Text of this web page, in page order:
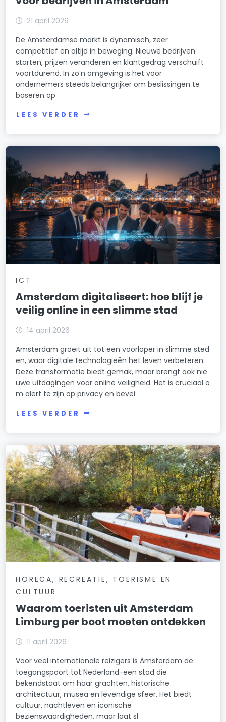
21 april 2026
De Amsterdamse markt is dynamisch, zeer
competitief en altijd in beweging. Nieuwe bedrijven
starten, prijzen veranderen en klantgedrag verschuift
voortdurend. In zo’n omgeving is het voor
ondernemers steeds belangrijker om beslissingen te
baseren op
LEES VERDER
ICT
Amsterdam digitaliseert: hoe blijf je
veilig online in een slimme stad
14 april 2026
Amsterdam groeit uit tot een voorloper in slimme sted
en, waar digitale technologieën het leven verbeteren.
Deze transformatie biedt gemak, maar brengt ook nie
uwe uitdagingen voor online veiligheid. Het is cruciaal o
m alert te zijn op privacy en bevei
LEES VERDER
HORECA, RECREATIE, TOERISME EN
CULTUUR
Waarom toeristen uit Amsterdam
Limburg per boot moeten ontdekken
11 april 2026
Voor veel internationale reizigers is Amsterdam de
toegangspoort tot Nederland-een stad die
bekendstaat om haar grachten, historische
architectuur, musea en levendige sfeer. Het biedt
cultuur, nachtleven en iconische
bezienswaardigheden, maar laat sl